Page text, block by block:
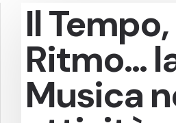
Il
Ritmo…
Musica